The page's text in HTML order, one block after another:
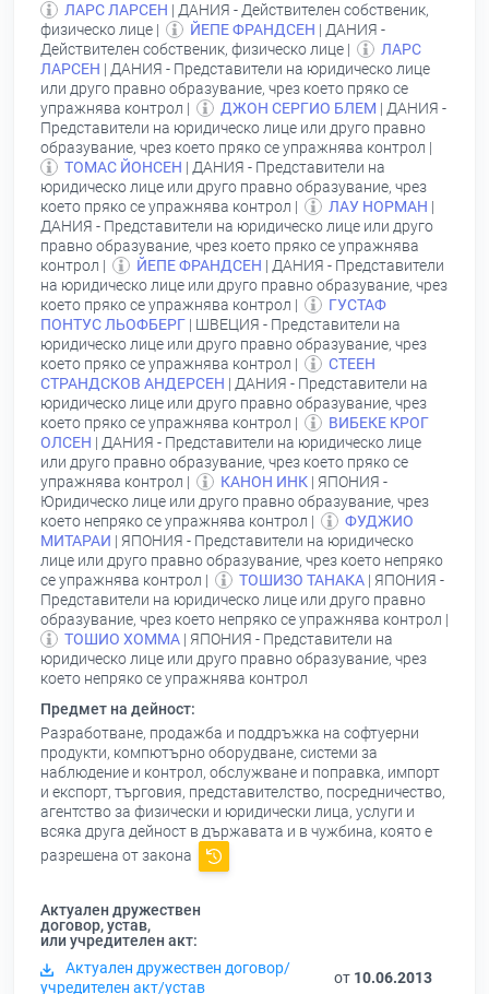
ЛАРС ЛАРСЕН | ДАНИЯ - Действителен собственик,
физическо лице |
ЙЕПЕ ФРАНДСЕН | ДАНИЯ -
Действителен собственик, физическо лице |
ЛАРС
ЛАРСЕН | ДАНИЯ - Представители на юридическо лице
или друго правно образувание, чрез което пряко се
упражнява контрол |
ДЖОН СЕРГИО БЛЕМ | ДАНИЯ -
Представители на юридическо лице или друго правно
образувание, чрез което пряко се упражнява контрол |
ТОМАС ЙОНСЕН | ДАНИЯ - Представители на
юридическо лице или друго правно образувание, чрез
което пряко се упражнява контрол |
ЛАУ НОРМАН |
ДАНИЯ - Представители на юридическо лице или друго
правно образувание, чрез което пряко се упражнява
контрол |
ЙЕПЕ ФРАНДСЕН | ДАНИЯ - Представители
на юридическо лице или друго правно образувание, чрез
което пряко се упражнява контрол |
ГУСТАФ
ПОНТУС ЛЬОФБЕРГ | ШВЕЦИЯ - Представители на
юридическо лице или друго правно образувание, чрез
което пряко се упражнява контрол |
СТЕЕН
СТРАНДСКОВ АНДЕРСЕН | ДАНИЯ - Представители на
юридическо лице или друго правно образувание, чрез
което пряко се упражнява контрол |
ВИБЕКЕ КРОГ
ОЛСЕН | ДАНИЯ - Представители на юридическо лице
или друго правно образувание, чрез което пряко се
упражнява контрол |
КАНОН ИНК | ЯПОНИЯ -
Юридическо лице или друго правно образувание, чрез
което непряко се упражнява контрол |
ФУДЖИО
МИТАРАИ | ЯПОНИЯ - Представители на юридическо
лице или друго правно образувание, чрез което непряко
се упражнява контрол |
ТОШИЗО ТАНАКА | ЯПОНИЯ -
Представители на юридическо лице или друго правно
образувание, чрез което непряко се упражнява контрол |
ТОШИО ХОММА | ЯПОНИЯ - Представители на
юридическо лице или друго правно образувание, чрез
което непряко се упражнява контрол
Предмет на дейност:
Разработване, продажба и поддръжка на софтуерни
продукти, компютърно оборудване, системи за
наблюдение и контрол, обслужване и поправка, импорт
и експорт, търговия, представителство, посредничество,
агентство за физически и юридически лица, услуги и
всяка друга дейност в държавата и в чужбина, която е
разрешена от закона
Актуален дружествен
договор, устав,
или учредителен акт:
Актуален дружествен договор/
учредителен акт/устав
от 10.06.2013